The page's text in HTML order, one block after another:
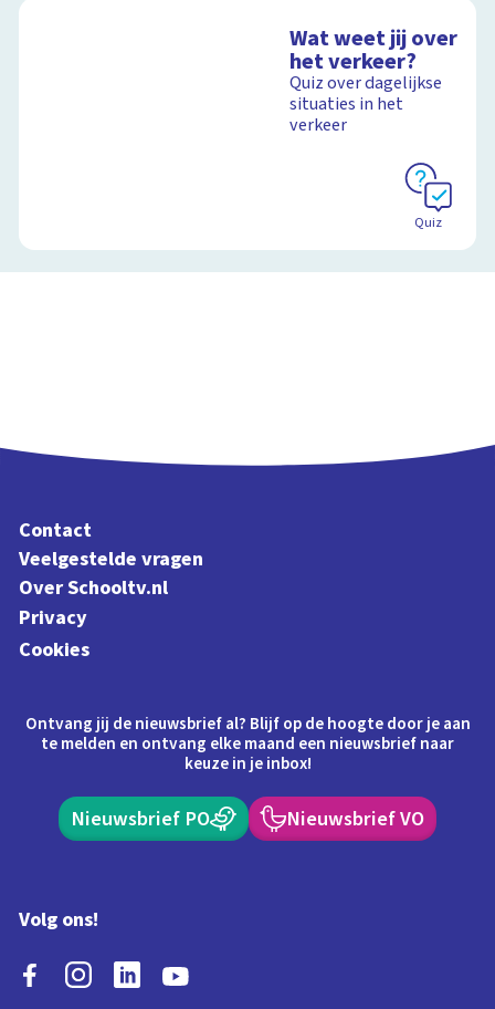
Wat weet jij over
het verkeer?
Quiz over dagelijkse
situaties in het
verkeer
Quiz
Contact
Veelgestelde vragen
Over Schooltv.nl
Privacy
Cookies
Ontvang jij de nieuwsbrief al? Blijf op de hoogte door je aan
te melden en ontvang elke maand een nieuwsbrief naar
keuze in je inbox!
Nieuwsbrief PO Nieuwsbrief VO
Volg ons!